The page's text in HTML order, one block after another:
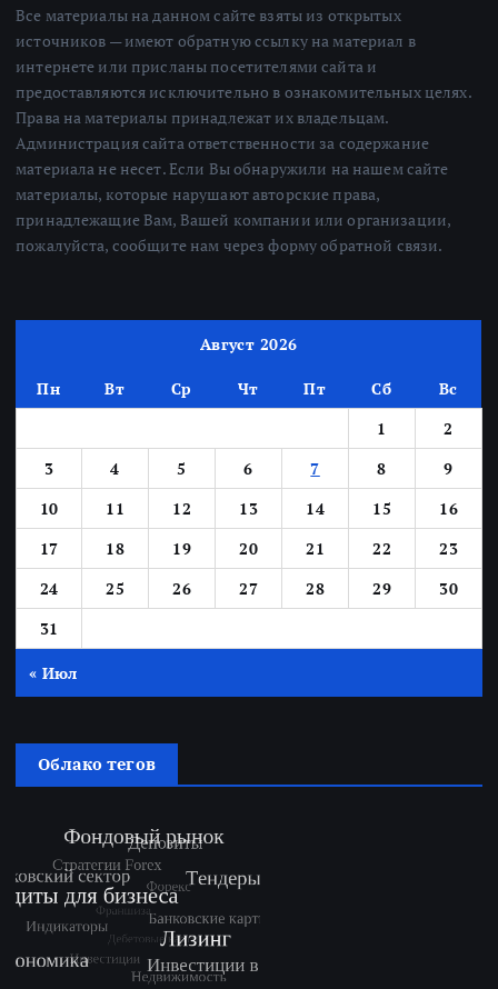
Все материалы на данном сайте взяты из открытых
источников — имеют обратную ссылку на материал в
интернете или присланы посетителями сайта и
предоставляются исключительно в ознакомительных целях.
Права на материалы принадлежат их владельцам.
Администрация сайта ответственности за содержание
материала не несет. Если Вы обнаружили на нашем сайте
материалы, которые нарушают авторские права,
принадлежащие Вам, Вашей компании или организации,
пожалуйста, сообщите нам через форму обратной связи.
Август 2026
Пн Вт Ср Чт Пт Сб
Вс
1
2
3
4 5 6 7 8
9
10
11 12 13 14 15
16
17
18 19 20 21 22
23
24
25 26 27 28 29
30
31
« Июл
Облако тегов